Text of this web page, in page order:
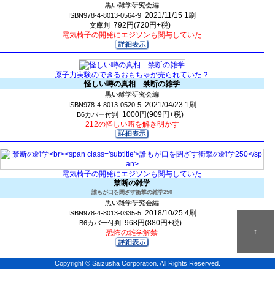
黒い雑学研究会編
ISBN978-4-8013-0564-92021/11/15 1刷
文庫判
792円(720円+税)
電気椅子の開発にエジソンも関与していた
原子力実験のできるおもちゃが売られていた？
怪しい噂の真相 禁断の雑学
黒い雑学研究会編
ISBN978-4-8013-0520-5 2021/04/23 1刷
B6カバー付判
1000円(909円+税)
212の怪しい噂を解き明かす
電気椅子の開発にエジソンも関与していた
禁断の雑学
誰もが口を閉ざす衝撃の雑学250
黒い雑学研究会編
ISBN978-4-8013-0335-5 2018/10/25 4刷
B6カバー付判
968円(880円+税)
恐怖の雑学解禁
↑
Copyright © Saizusha Corporation. All Rights Reserved.